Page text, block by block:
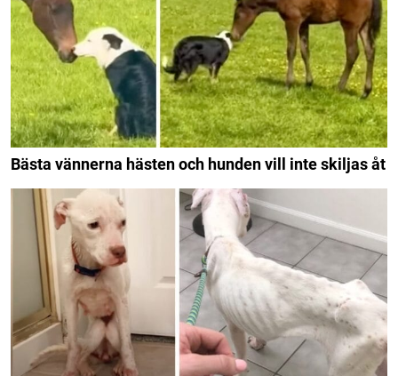
Bästa vännerna hästen och hunden vill inte skiljas åt